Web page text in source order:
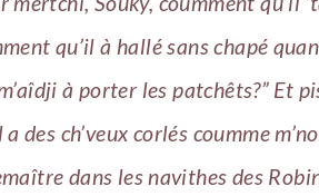
qu’il à hallé sans chapé
à porter les patchêts?” Et
a des ch’veux corlés coumme
dans les navithes des